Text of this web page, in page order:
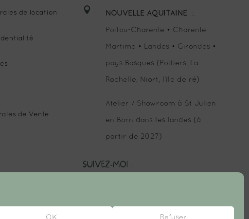
OK Refuser
de location
de Vente
 NOUVELLE AQUITAINE :
Poitou-Charente • Charente
Martime • Landes • Girondes •
pays Basques (Poitiers, La
Rochelle, Niort, l’île de ré)
Atelier / Showroom à St Julien
en Born dans les landes (à
partir de 2027)
SUIVEZ-MOI :